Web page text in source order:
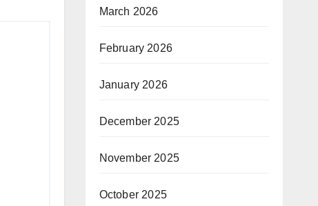
March 2026
February 2026
January 2026
December 2025
November 2025
October 2025